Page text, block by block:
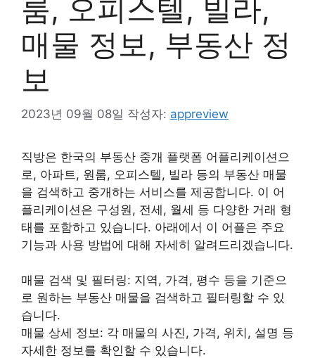
룸, 오피스텔, 빌라,
매물 정보, 부동산 정
보
2023년 09월 08일 작성자: appreview
직방은 한국의 부동산 중개 플랫폼 어플리케이션으
로, 아파트, 원룸, 오피스텔, 빌라 등의 부동산 매물
을 검색하고 중개하는 서비스를 제공합니다. 이 어
플리케이션은 구성원, 전세, 월세 등 다양한 거래 형
태를 포함하고 있습니다. 아래에서 이 어플은 주요
기능과 사용 방법에 대해 자세히 알려드리겠습니다.
매물 검색 및 필터링: 지역, 가격, 평수 등을 기준으
로 원하는 부동산 매물을 검색하고 필터링할 수 있
습니다.
매물 상세 정보: 각 매물의 사진, 가격, 위치, 설명 등
자세한 정보를 확인할 수 있습니다.